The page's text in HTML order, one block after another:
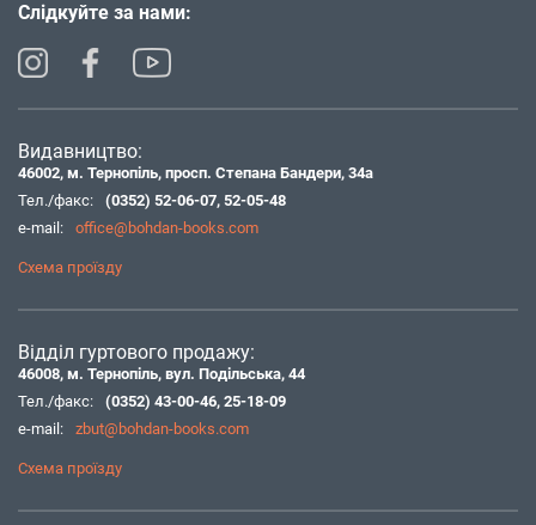
Слідкуйте за нами:
Видавництво:
46002, м. Тернопіль, просп. Степана Бандери, 34а
Тел./факс:
(0352) 52-06-07, 52-05-48
e-mail:
office@bohdan-books.com
Схема проїзду
Відділ гуртового продажу:
46008, м. Тернопіль, вул. Подільська, 44
Тел./факс:
(0352) 43-00-46, 25-18-09
e-mail:
zbut@bohdan-books.com
Схема проїзду